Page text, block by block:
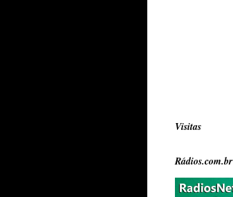
Visitas
Rádios.com.br